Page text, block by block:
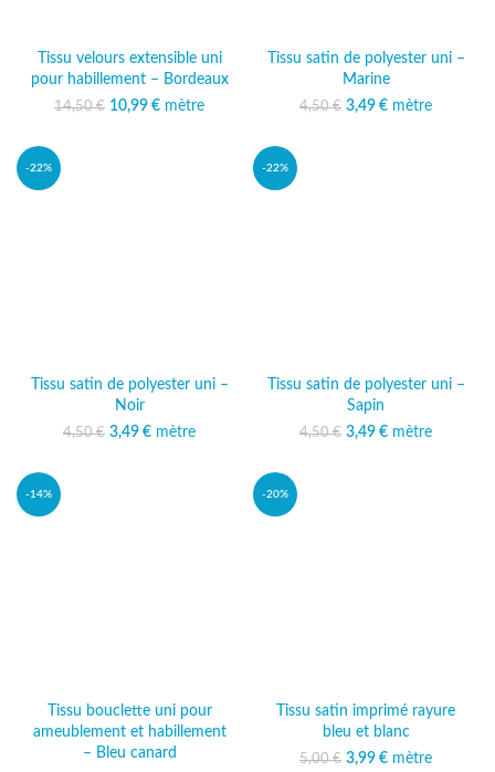
Tissu velours extensible uni
pour habillement – Bordeaux
14,50€ Le prix initial était :
10,99 €
Le prix
mètre
Tissu satin de polyester uni –
Marine
4,50€ Le prix initial était :
3,49 € Le prix actuel
mètre
-22%
Tissu satin de polyester uni –
Noir
4,50€ Le prix initial était :
3,49 € Le prix actuel
mètre
-22%
Tissu satin de polyester uni –
Sapin
4,50€ Le prix initial était :
3,49 € Le prix actuel
mètre
-14%
Tissu bouclette uni pour
ameublement et habillement
– Bleu canard
-20%
Tissu satin imprimé rayure
bleu et blanc
5,00€ Le prix initial était :
3,99 € Le prix actuel
mètre